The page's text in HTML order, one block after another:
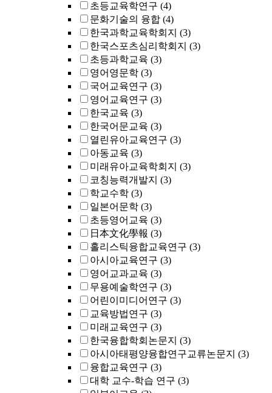
초등교육학연구 (4)
문화기술의 융합 (4)
한국과학교육학회지 (3)
한국스포츠심리학회지 (3)
초등과학교육 (3)
영어영문학 (3)
국어교육연구 (3)
영어교육연구 (3)
한국교육 (3)
한국어문교육 (3)
열린유아교육연구 (3)
아동교육 (3)
미래유아교육학회지 (3)
코칭능력개발지 (3)
학교수학 (3)
일본어문학 (3)
초등영어교육 (3)
日本文化學報 (3)
홀리스틱융합교육연구 (3)
아시아교육연구 (3)
영어교과교육 (3)
무용예술학연구 (3)
어린이미디어연구 (3)
교육방법연구 (3)
미래교육연구 (3)
한국융합학회논문지 (3)
아시아태평양융합연구교류논문지 (3)
융합교육연구 (3)
대학 교수-학습 연구 (3)